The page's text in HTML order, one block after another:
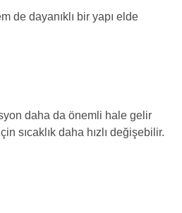
de dayanıklı bir yapı elde
daha da önemli hale gelir
sıcaklık daha hızlı değişebilir.